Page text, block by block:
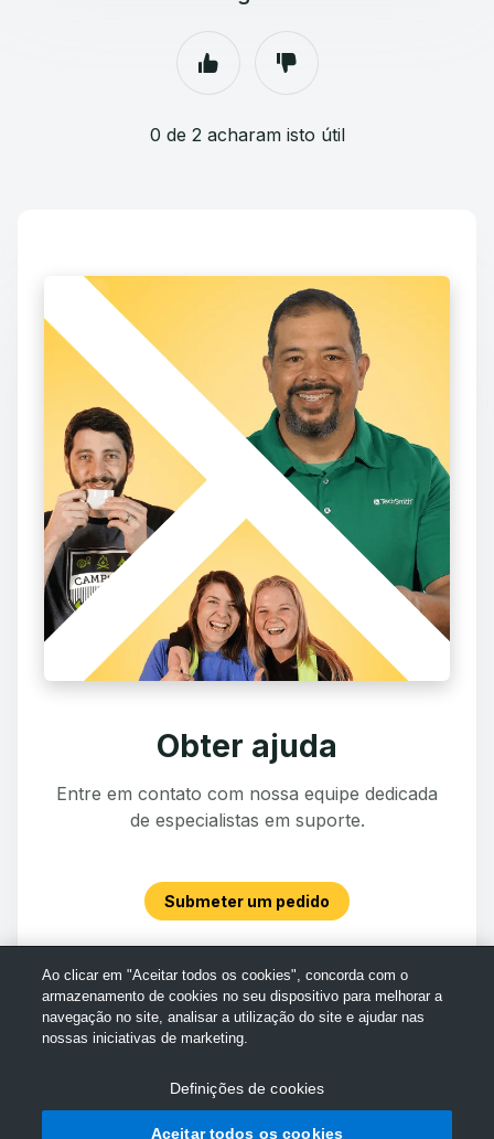
0 de 2 acharam isto útil
Obter ajuda
Entre em contato com nossa equipe dedicada
de especialistas em suporte.
Submeter um pedido
Ao clicar em "Aceitar todos os cookies", concorda com o
armazenamento de cookies no seu dispositivo para melhorar a
navegação no site, analisar a utilização do site e ajudar nas
nossas iniciativas de marketing.
Definições de cookies
Aceitar todos os cookies